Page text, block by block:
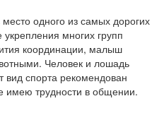
одного из самых дорогих
многих групп
координации, малыш
Человек и лошадь
вид спорта рекомендован
имею трудности в общении.